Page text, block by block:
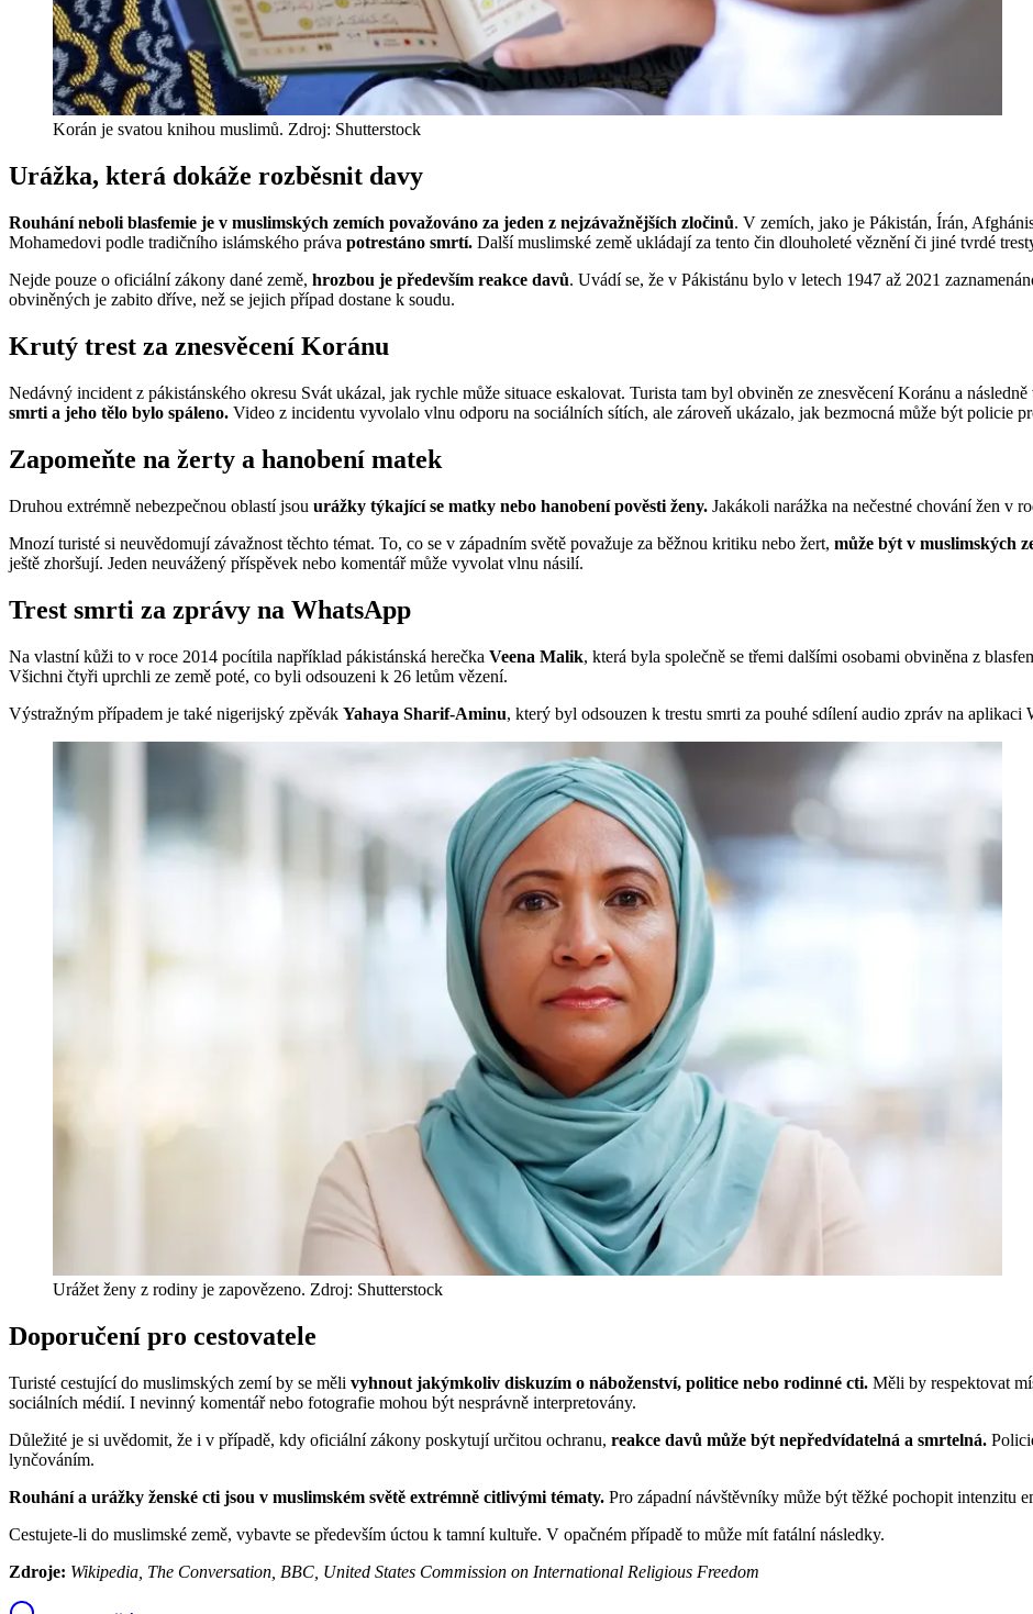
Korán je svatou knihou muslimů. Zdroj: Shutterstock
Urážka, která dokáže rozběsnit davy
Rouhání neboli blasfemie je v muslimských zemích považováno za jeden z nejzávažnějších zločinů. V zemích, jako je Pákistán, Írán,
Mohamedovi podle tradičního islámského práva potrestáno smrtí. Další muslimské země ukládají za tento čin dlouholeté věznění či jiné tvrdé
Nejde pouze o oficiální zákony dané země, hrozbou je především reakce davů. Uvádí se, že v Pákistánu bylo v letech 1947 až 2021
obviněných je zabito dříve, než se jejich případ dostane k soudu.
Krutý trest za znesvěcení Koránu
Nedávný incident z pákistánského okresu Svát ukázal, jak rychle může situace eskalovat. Turista tam byl obviněn ze znesvěcení Koránu a
smrti a jeho tělo bylo spáleno. Video z incidentu vyvolalo vlnu odporu na sociálních sítích, ale zároveň ukázalo, jak bezmocná může být policie
Zapomeňte na žerty a hanobení matek
Druhou extrémně nebezpečnou oblastí jsou urážky týkající se matky nebo hanobení pověsti ženy. Jakákoli narážka na nečestné chování žen v
Mnozí turisté si neuvědomují závažnost těchto témat. To, co se v západním světě považuje za běžnou kritiku nebo žert, může být v muslimských
ještě zhoršují. Jeden neuvážený příspěvek nebo komentář může vyvolat vlnu násilí.
Trest smrti za zprávy na WhatsApp
Na vlastní kůži to v roce 2014 pocítila například pákistánská herečka Veena Malik, která byla společně se třemi dalšími osobami obviněna z
Všichni čtyři uprchli ze země poté, co byli odsouzeni k 26 letům vězení.
Výstražným případem je také nigerijský zpěvák Yahaya Sharif-Aminu, který byl odsouzen k trestu smrti za pouhé sdílení audio zpráv na
Urážet ženy z rodiny je zapovězeno. Zdroj: Shutterstock
Doporučení pro cestovatele
Turisté cestující do muslimských zemí by se měli vyhnout jakýmkoliv diskuzím o náboženství, politice nebo rodinné cti. Měli by respektovat
sociálních médií. I nevinný komentář nebo fotografie mohou být nesprávně interpretovány.
Důležité je si uvědomit, že i v případě, kdy oficiální zákony poskytují určitou ochranu, reakce davů může být nepředvídatelná a smrtelná.
lynčováním.
Rouhání a urážky ženské cti jsou v muslimském světě extrémně citlivými tématy. Pro západní návštěvníky může být těžké pochopit intenzitu
Cestujete-li do muslimské země, vybavte se především úctou k tamní kultuře. V opačném případě to může mít fatální následky.
Zdroje: Wikipedia, The Conversation, BBC, United States Commission on International Religious Freedom